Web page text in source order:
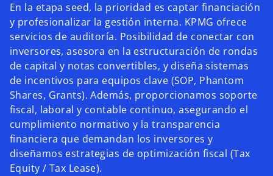
En la etapa seed, la prioridad es captar financiación
y profesionalizar la gestión interna. KPMG ofrece
servicios de auditoría. Posibilidad de conectar con
inversores, asesora en la estructuración de rondas
de capital y notas convertibles, y diseña sistemas
de incentivos para equipos clave (SOP, Phantom
Shares, Grants). Además, proporcionamos soporte
fiscal, laboral y contable continuo, asegurando el
cumplimiento normativo y la transparencia
financiera que demandan los inversores y
diseñamos estrategias de optimización fiscal (Tax
Equity / Tax Lease).